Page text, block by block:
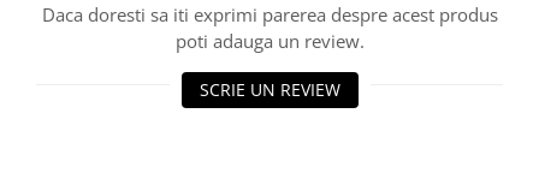
Daca doresti sa iti exprimi parerea despre acest produs
poti adauga un review.
SCRIE UN REVIEW